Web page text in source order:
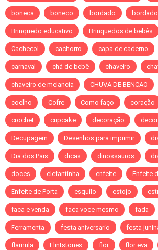
boneca boneco bordado
Brinquedo educativo Brinquedos de bebês
Cachecol cachorro capa de caderno
carnaval chá de bebê chaveiro
chaveiro de melancia CHUVA DE BENCAO
coelho Cofre Como faço coração
crochet cupcake decoração
Decupagem Desenhos para imprimir
Dia dos Pais dicas dinossauros
doces elefantinha enfeite Enfeite
Enfeite de Porta esquilo estojo
faca e venda faca voce mesmo fada
Ferramenta festa aniversario festa
flamula Flintstones flor flor eva